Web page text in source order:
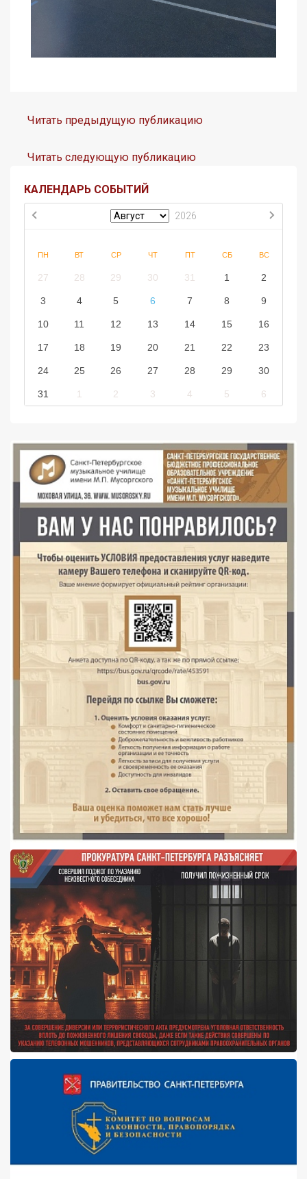
Читать предыдущую публикацию
Читать следующую публикацию
КАЛЕНДАРЬ СОБЫТИЙ
2026
ПН ВТ СР ЧТ ПТ СБ ВС
27 28 29 30 31 1 2
3 4 5 6 7 8 9
10 11 12 13 14 15 16
17 18 19 20 21 22 23
24 25 26 27 28 29 30
31 1 2 3 4 5 6